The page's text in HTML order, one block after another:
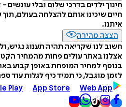
חינוך ילדים בדרכי שלום ובלי עונשים -
חיים שיכינו אותם להצלחה בעולם,
איתנו.
הצצה מהירה
חשוב לנו שקריאה תהיה תענוג נגיש,
אצלנו באתר עולים פחות מהמחיר
בנוסף למחיר המופחת באופן קבוע
לזמן מוגבל, כי תמיד כיף לגלות עוד
Play
App Store Web App